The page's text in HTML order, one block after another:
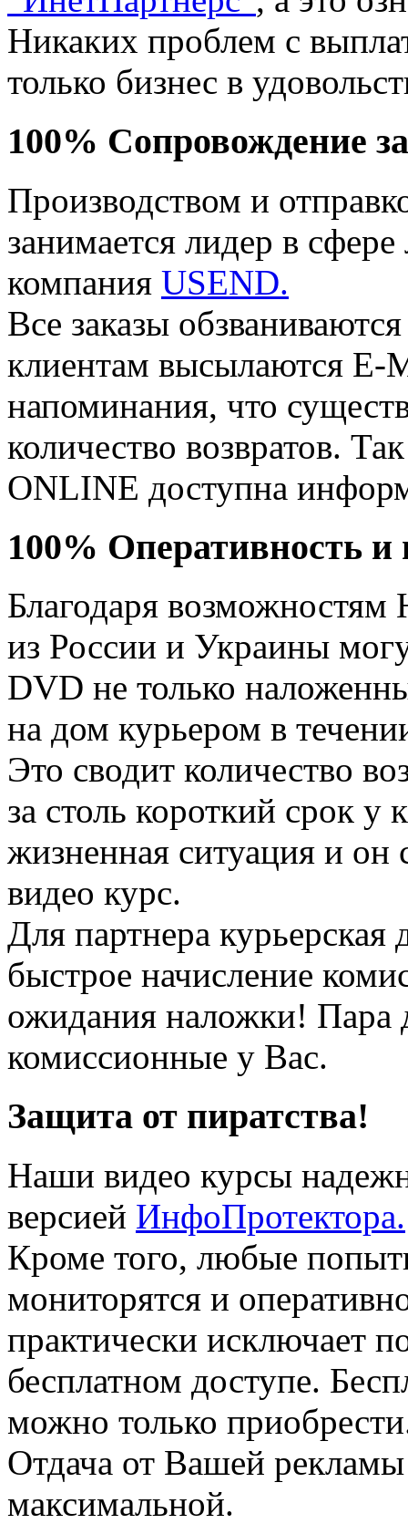
Никаких проблем с
только бизнес в
100% Сопровождение
Производством и
занимается лидер в
компания USEND.
Все заказы
клиентам высылаются E-
напоминания, что
количество возвратов.
ONLINE доступна
100% Оперативность
Благодаря
из России и Украины
DVD не только
на дом курьером в
Это сводит количество
за столь короткий срок у
жизненная ситуация и он
видео курс.
Для партнера курьерская
быстрое начисление
ожидания наложки! Пара
комиссионные у Вас.
Защита от пиратства!
Наши видео курсы
версией ИнфоПротектора.
Кроме того, любые
мониторятся и
практически исключает
бесплатном доступе.
можно только
Отдача от Вашей рекламы
максимальной.